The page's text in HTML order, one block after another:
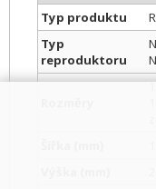
Typ produktu
Typ
reproduktoru